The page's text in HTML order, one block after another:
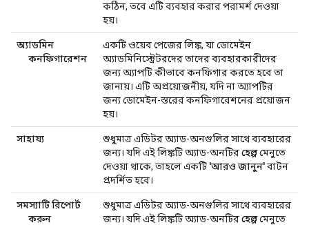
কঠিন, তবে এটি ব্যবহার করার পরামর্শ দেওয়া
হয়।
অ্যাডমিন
কনফিগারেশন
একটি ওয়েব পেজের লিঙ্ক, যা ডোমেইন
অ্যাডমিনিস্ট্রেটরদের তাদের ব্যবহারকারীদের
জন্য অ্যাপটি কীভাবে কনফিগার করতে হবে তা
জানায়। এটি অপ্রয়োজনীয়, যদি না অ্যাপটির
জন্য ডোমেইন-স্তরের কনফিগারেশনের প্রয়োজন
হয়।
সাহায্য
শুধুমাত্র এডিটর অ্যাড-অনগুলির সাথে ব্যবহারের
জন্য। যদি এই লিঙ্কটি অ্যাড-অনটিরহেল্পমেনুতে
দেওয়া থাকে, তাহলে একটি 'আরও জানুন'বাটন
প্রদর্শিত হবে।
সমস্যাটি রিপোর্ট
করুন
শুধুমাত্র এডিটর অ্যাড-অনগুলির সাথে ব্যবহারের
জন্য। যদি এই লিঙ্কটি অ্যাড-অনটিরহেল্পমেনুতে